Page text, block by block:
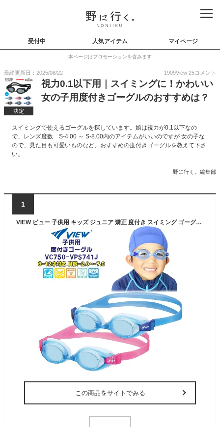
受付中 人気アイテム マイページ
本ページはプロモーションを含みます
最終更新日：2025/08/22 1909View 25コメント
決定
視力0.1以下用｜スイミングに！かわいい
女の子用度付きゴーグルのおすすめは？
スイミングで使えるゴーグルを探しています。娘は視力が0.1以下なの
で、レンズ度数 S-4.00 ～ S-8.00内のアイテムがいいのですが 女の子な
ので、見た目も可愛いものなど、おすすめの度付きゴーグルを教えて下さ
い。
野に行く。編集部
1
VIEW ビュー 子供用 キッズ ジュニア 矯正 度付き スイミング ゴーグル 水中メガネ 水泳 6歳 7歳 8歳 9歳 10歳 11歳 12歳 水遊び 小学生 日本製 タバタ TABATA メール便送料無料
この商品をサイトでみる